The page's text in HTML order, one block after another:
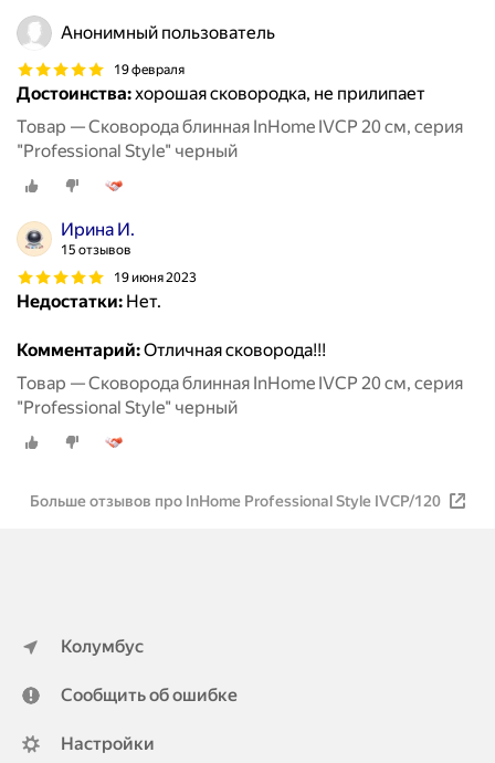
Анонимный пользователь
19 февраля
Достоинства:хорошая сковородка, не прилипает
Товар — Сковорода блинная InHome IVCP 20 см, серия
"Professional Style" черный
Ирина И.
15 отзывов
19 июня 2023
Недостатки: Нет.
Комментарий:Отличная сковорода!!!
Товар — Сковорода блинная InHome IVCP 20 см, серия
"Professional Style" черный
Больше отзывов про InHome Professional Style IVCP/120
Колумбус
Сообщить об ошибке
Настройки